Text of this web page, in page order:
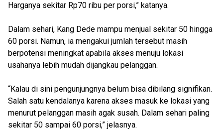
Harganya sekitar Rp70 ribu per porsi,” katanya.
Dalam sehari, Kang Dede mampu menjual sekitar 50 hingga
60 porsi. Namun, ia mengakui jumlah tersebut masih
berpotensi meningkat apabila akses menuju lokasi
usahanya lebih mudah dijangkau pelanggan.
“Kalau di sini pengunjungnya belum bisa dibilang signifikan.
Salah satu kendalanya karena akses masuk ke lokasi yang
menurut pelanggan masih agak susah. Dalam sehari paling
sekitar 50 sampai 60 porsi,” jelasnya.